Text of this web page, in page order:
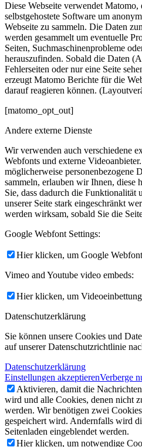
Diese Webseite verwendet Matomo,
selbstgehostete Software um
Webseite zu sammeln. Die Daten
werden gesammelt um eventuelle
Seiten, Suchmaschinenprobleme
herauszufinden. Sobald die Daten
Fehlerseiten oder nur eine Seite
erzeugt Matomo Berichte für die
darauf reagieren können.
[matomo_opt_out]
Andere externe Dienste
Wir verwenden auch verschiedene
Webfonts und externe
möglicherweise personenbezogene
sammeln, erlauben wir Ihnen, diese
Sie, dass dadurch die Funktionalität
unserer Seite stark eingeschränkt
werden wirksam, sobald Sie die
Google Webfont Settings:
Hier klicken, um Google
Vimeo and Youtube video embeds:
Hier klicken, um
Datenschutzerklärung
Sie können unsere Cookies und
auf unserer Datenschutzrichtlinie
Datenschutzerklärung
Einstellungen akzeptierenVerberge
Aktivieren, damit die
wird und alle Cookies, denen nicht
werden. Wir benötigen zwei
gespeichert wird. Andernfalls wird
Seitenladen eingeblendet werden.
Hier klicken, um notwendige